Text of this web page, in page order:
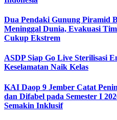
Dua Pendaki Gunung Piramid
Meninggal Dunia, Evakuasi
Cukup Ekstrem
ASDP Siap Go Live Sterilisasi
Keselamatan Naik Kelas
KAI Daop 9 Jember Catat
dan Difabel pada Semester I
Semakin Inklusif